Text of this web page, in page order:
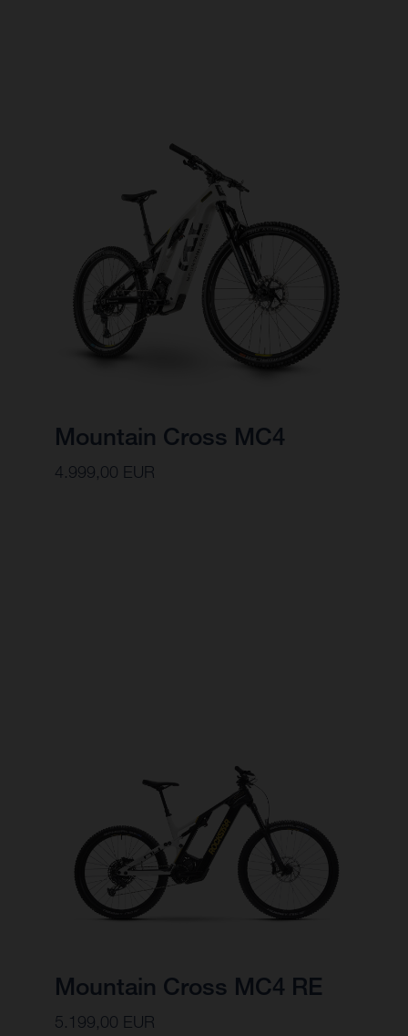
Mountain Cross MC4
4.999,00 EUR
Mountain Cross MC4 RE
5.199,00 EUR